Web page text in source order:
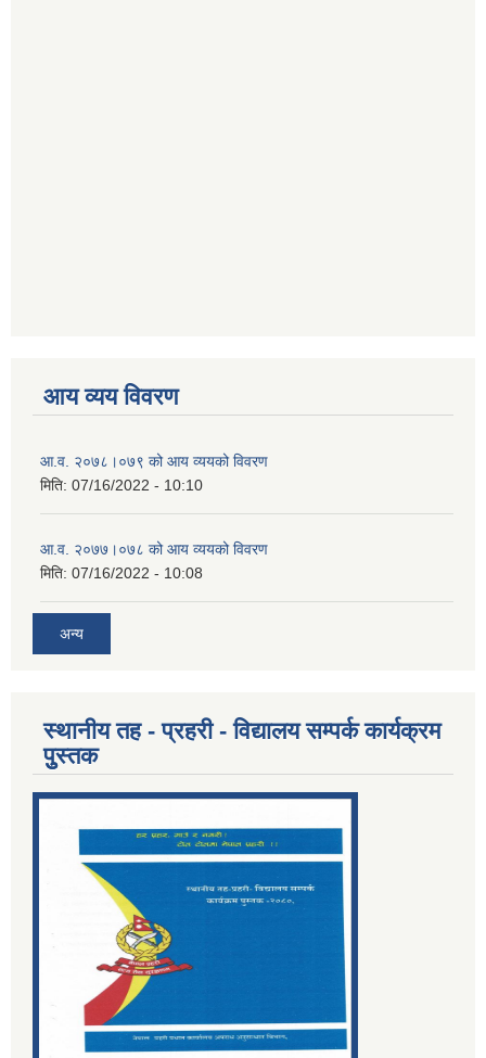
आय व्यय विवरण
आ.व. २०७८।०७९ को आय व्ययको विवरण
मिति: 07/16/2022 - 10:10
आ.व. २०७७।०७८ को आय व्ययको विवरण
मिति: 07/16/2022 - 10:08
अन्य
स्थानीय तह - प्रहरी - विद्यालय सम्पर्क कार्यक्रम
पुुस्तक